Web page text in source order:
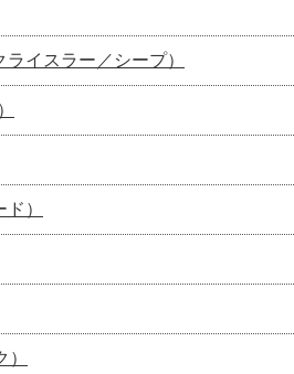
イスラー／シープ）
）